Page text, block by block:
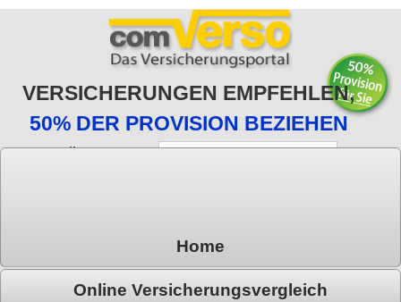
VERSICHERUNGEN EMPFEHLEN,
50% DER PROVISION BEZIEHEN
E-Mail:
Home
Online Versicherungsvergleich